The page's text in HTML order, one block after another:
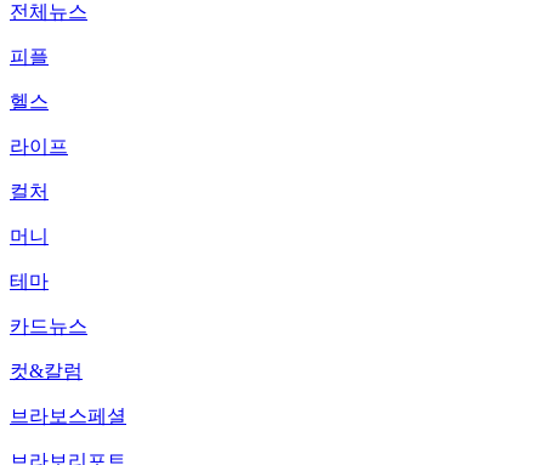
전체뉴스
피플
헬스
라이프
컬처
머니
테마
카드뉴스
컷&칼럼
브라보스페셜